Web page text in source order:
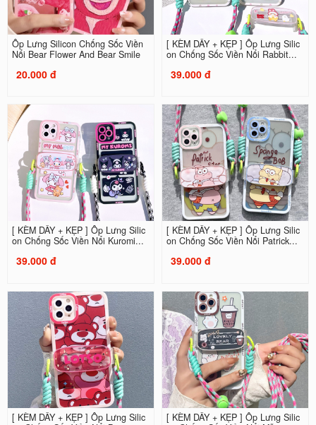
Ốp Lưng Silicon Chống Sốc Viền
Nổi Bear Flower And Bear Smile
20.000 đ
[ KÈM DÂY + KẸP ] Ốp Lưng Silic
on Chống Sốc Viền Nổi Rabbit...
39.000 đ
[ KÈM DÂY + KẸP ] Ốp Lưng Silic
on Chống Sốc Viền Nổi Kuromi...
39.000 đ
[ KÈM DÂY + KẸP ] Ốp Lưng Silic
on Chống Sốc Viền Nổi Patrick...
39.000 đ
[ KÈM DÂY + KẸP ] Ốp Lưng Silic
[ KÈM DÂY + KẸP ] Ốp Lưng Silic